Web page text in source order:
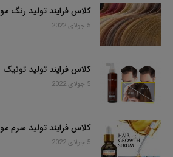
کلاس فرایند تولید رنگ مو
5 جولای 2022
کلاس فرایند تولید تونیک
5 جولای 2022
کلاس فرایند تولید سرم مو
5 جولای 2022